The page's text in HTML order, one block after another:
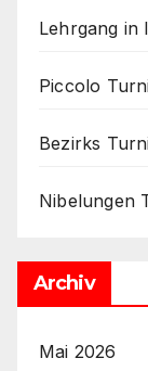
Lehrgang in
Piccolo
Bezirks
Nibelungen
Archiv
Mai 2026